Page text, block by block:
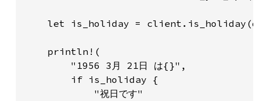
let is_holiday =
    println!(
        "1956 3月 21日 は{}",
        if is_holiday {
            "祝日です"